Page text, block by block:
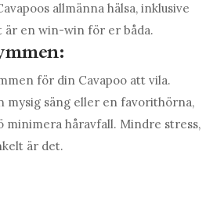
allmänna hälsa, inklusive
är en win-win för er båda.
för din Cavapoo att vila.
mysig säng eller en favorithörna,
minimera håravfall. Mindre stress,
är det.